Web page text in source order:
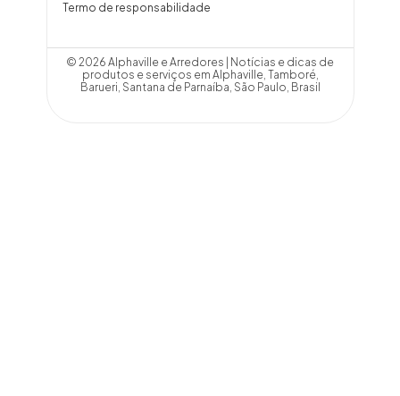
Termo de responsabilidade
© 2026 Alphaville e Arredores | Notícias e dicas de
produtos e serviços em Alphaville, Tamboré,
Barueri, Santana de Parnaíba, São Paulo, Brasil